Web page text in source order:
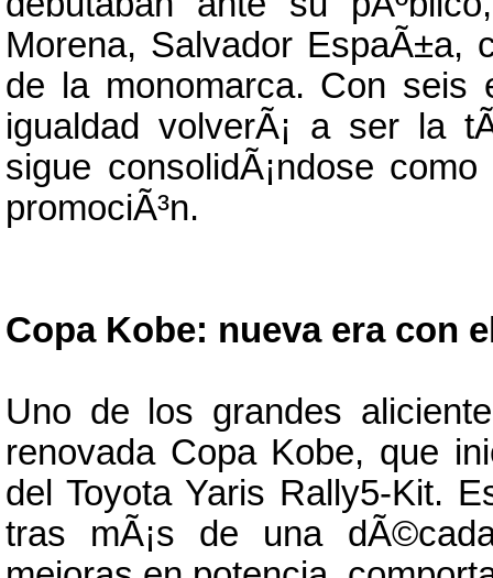
Morena, Salvador EspaÃ±a,
de la monomarca. Con seis
igualdad volverÃ¡ a ser la
sigue consolidÃ¡ndose
promociÃ³n.
Copa Kobe: nueva era con
Uno de los grandes
renovada Copa Kobe, que
del Toyota Yaris Rally5-Kit.
tras mÃ¡s de una